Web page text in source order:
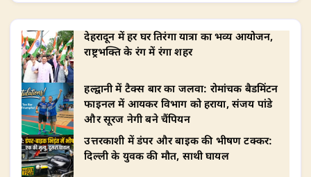
देहरादून में हर घर तिरंगा यात्रा का भव्य आयोजन,
राष्ट्रभक्ति के रंग में रंगा शहर
हल्द्वानी में टैक्स बार का जलवा: रोमांचक बैडमिंटन
फाइनल में आयकर विभाग को हराया, संजय पांडे
और सूरज नेगी बने चैंपियन
उत्तरकाशी में डंपर और बाइक की भीषण टक्कर:
दिल्ली के युवक की मौत, साथी घायल